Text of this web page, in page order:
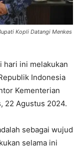
Kopli Datangi Menkes
hari ini melakukan
Indonesia
Kementerian
22 Agustus 2024.
sebagai wujud
selama ini